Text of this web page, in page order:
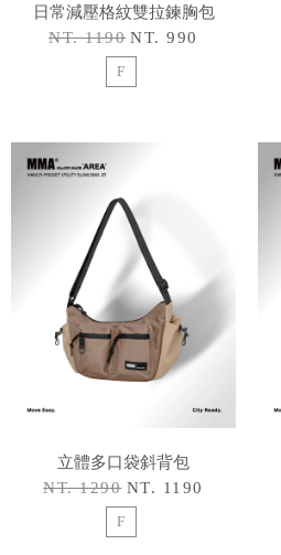
日常減壓格紋雙拉鍊胸包
NT. 1190 NT. 990
F
立體多口袋斜背包
NT. 1290 NT. 1190
F